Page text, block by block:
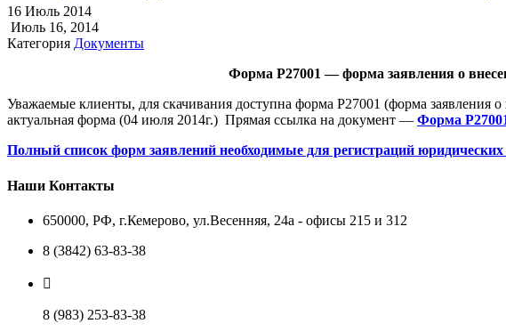
16 Июль 2014
Июль 16, 2014
Категория Документы
Форма Р27001 — форма заявления о
Уважаемые клиенты, для скачивания доступна форма Р27001 (форма
актуальная форма (04 июля 2014г.) Прямая ссылка на документ — Форма
Полный список форм заявлений необходимые для регистраций
Наши Контакты
650000, РФ, г.Кемерово, ул.Весенняя, 24а - офисы 215 и 312
8 (3842) 63-83-38
8 (983) 253-83-38